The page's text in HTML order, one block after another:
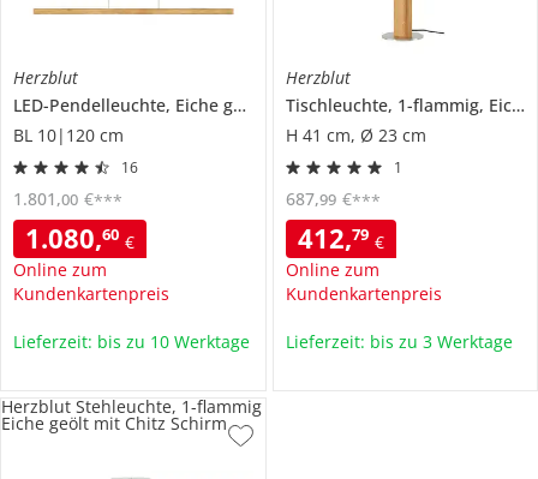
Herzblut
LED-Pendelleuchte, Eiche geölt mit up & down Light `klein
BL 10|120 cm
16
1.080,60 €
Online zum
Kundenkartenpreis
1.801 ,00 €***
Lieferzeit: bis zu 10 Werktage
Herzblut
Tischleuchte, 1-flammig, Eiche geölt
H 41 cm, Ø 23 cm
1
412,79 €
Online zum
Kundenkartenpreis
687,99 €***
Lieferzeit: bis zu 3 Werktage
Herzblut Stehleuchte, 1-flammig
Eiche geölt mit Chitz Schirm